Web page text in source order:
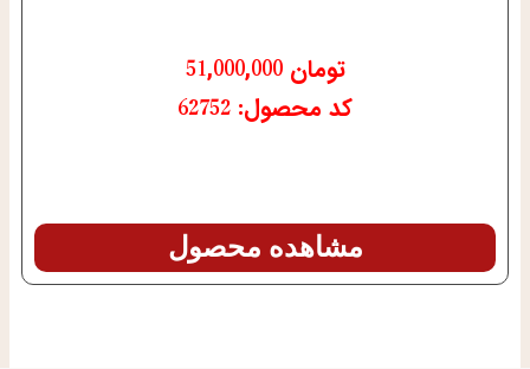
تومان 51,000,000
کد محصول: 62752
مشاهده محصول